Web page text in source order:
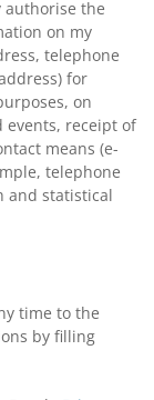
authorise the
on my
telephone
for
on
events, receipt of
means (e-
telephone
and statistical
time to the
by filling